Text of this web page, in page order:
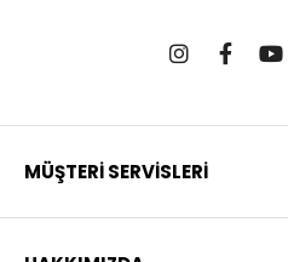
MÜŞTERİ SERVİSLERİ